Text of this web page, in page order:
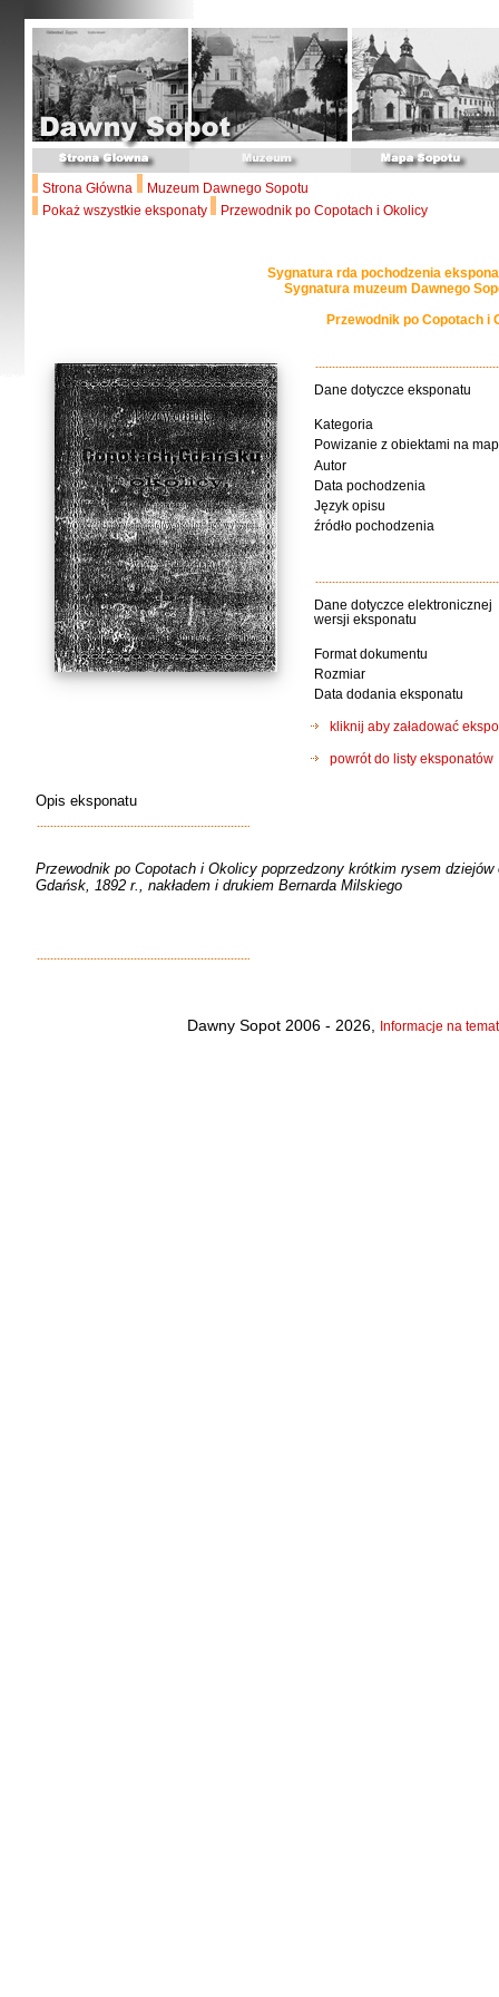
Strona Główna
Muzeum Dawnego Sopotu
Pokaż wszystkie eksponaty
Przewodnik po Copotach i Okolicy
Sygnatura rda pochodzenia
Sygnatura muzeum Dawnego
Przewodnik po Copotach i
Dane dotyczce eksponatu
Kategoria
Powizanie z obiektami na
Autor
Data pochodzenia
Język opisu
źródło pochodzenia
Dane dotyczce elektronicznej
wersji eksponatu
Format dokumentu
Rozmiar
Data dodania eksponatu
kliknij aby załadować
powrót do listy eksponatów
Opis eksponatu
Przewodnik po Copotach i Okolicy poprzedzony krótkim rysem
Gdańsk, 1892 r., nakładem i drukiem Bernarda Milskiego
Dawny Sopot 2006 - 2026, Informacje na